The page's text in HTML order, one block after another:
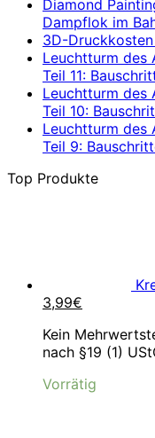
Diamond
Dampflok im
3D-
Leuchtturm des
Teil 11:
Leuchtturm des
Teil 10:
Leuchtturm des
Teil 9:
Top Produkte
Ursprünglicher
war:
5,99€
3,99€
ist:
3,99€.
Kein
nach §19 (1)
Vorrätig